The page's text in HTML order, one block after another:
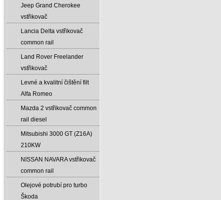
Jeep Grand Cherokee
vstřikovač
Lancia Delta vstřikovač
common rail
Land Rover Freelander
vstřikovač
Levné a kvalitní čištění filt
Alfa Romeo
Mazda 2 vstřikovač common
rail diesel
Mitsubishi 3000 GT (Z16A)
210KW
NISSAN NAVARA vstřikovač
common rail
Olejové potrubí pro turbo
Škoda